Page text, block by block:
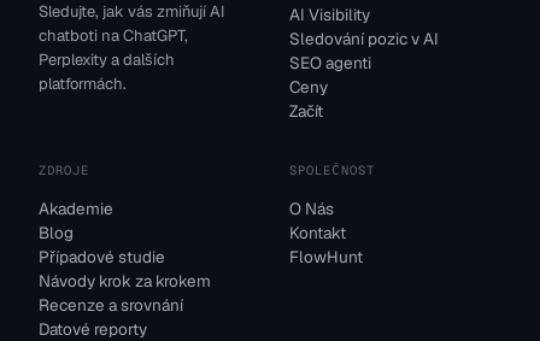
Sledujte, jak vás zmiňují AI
chatboti na ChatGPT,
Perplexity a dalších
platformách.
AI Visibility
Sledování pozic v AI
SEO agenti
Ceny
Začít
ZDROJE
Akademie
Blog
Případové studie
Návody krok za krokem
Recenze a srovnání
Datové reporty
SPOLEČNOST
O Nás
Kontakt
FlowHunt